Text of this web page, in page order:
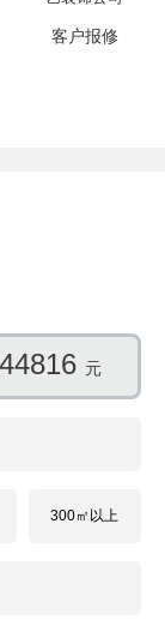
客户报修
元
300㎡以上